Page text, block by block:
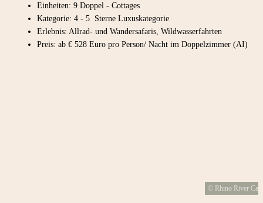
Einheiten: 9 Doppel - Cottages
Kategorie: 4 - 5 Sterne Luxuskategorie
Erlebnis: Allrad- und Wandersafaris, Wildwasserfahrten
Preis: ab € 528 Euro pro Person/ Nacht im Doppelzimmer (AI)
© Rhino River